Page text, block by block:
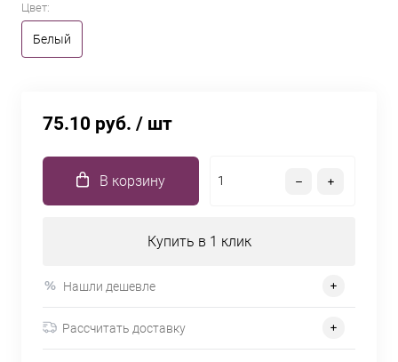
Цвет:
Белый
75.10 руб. / шт
В корзину
Купить в 1 клик
Нашли дешевле
Рассчитать доставку